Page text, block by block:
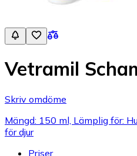
Vetramil
Skriv omdöme
Mängd: 150 ml, Lämplig för:
för djur
Priser